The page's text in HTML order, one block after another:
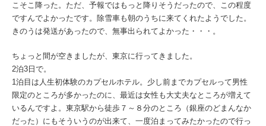
こそこ降った。ただ、予報ではもっと降りそうだったので、この程度
ですんでよかったです。除雪車も朝のうちに来てくれたようでした。
きのうは発送があったので、無事出られてよかった・・・。
ちょっと間が空きましたが、東京に行ってきました。
2泊3日で。
1泊目は人生初体験のカプセルホテル。少し前までカプセルって男性
限定のところが多かったのに、最近は女性も大丈夫なところが増えて
いるんですよ。東京駅から徒歩７～８分のところ（銀座のどまんなか
だった）にもそういうのが出来て、一度泊まってみたかったので行っ